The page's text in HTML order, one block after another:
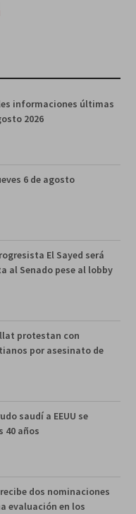
informaciones últimas
2026
6 de agosto
El Sayed será
al Senado pese al lobby
protestan con
por asesinato de
saudí a EEUU se
40 años
dos nominaciones
evaluación en los